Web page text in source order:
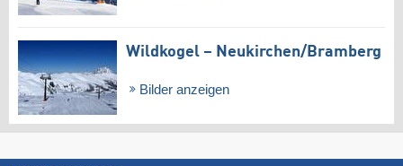
Wildkogel – Neukirchen/​Bramberg
Bilder anzeigen